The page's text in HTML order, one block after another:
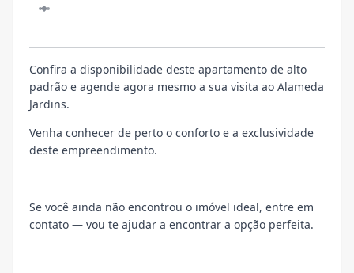
Confira a disponibilidade deste apartamento de alto
padrão e agende agora mesmo a sua visita ao Alameda
Jardins.
Venha conhecer de perto o conforto e a exclusividade
deste empreendimento.
Se você ainda não encontrou o imóvel ideal, entre em
contato — vou te ajudar a encontrar a opção perfeita.